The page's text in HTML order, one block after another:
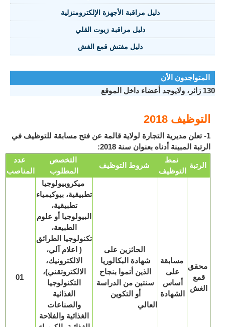
دليل مراقبة الأجهزة الإلكترومنزلية
دليل مراقبة زيوت القلي
دليل مفتش قمع الغش
الأن
2018
تعلن مديرية التجارة لولاية قالمة عن فتح مسابقة للتوظيف في
المبينة أدناه بعنوان سنة 2018:
عدد
المناصب
التخصص
المطلوب
شروط التوظيف
التوظيف
01
ميكروبيولوجيا
تطبيقية، بيوكيمياء
تطبيقية،
البيولوجيا أو علوم
الطبيعة،
تكنولوجيا الطرائق
( اعلام آلي،
الالكترونيك،
الالكتروتقني)،
التكنولوجيا
والصناعات
الغذائية والفلاحة
الحائزين على
شهادة البكالوريا
الذين أتموا بنجاح
سنتين من الدراسة
أو التكوين
العالي
مسابقة
على
أساس
الشهادة